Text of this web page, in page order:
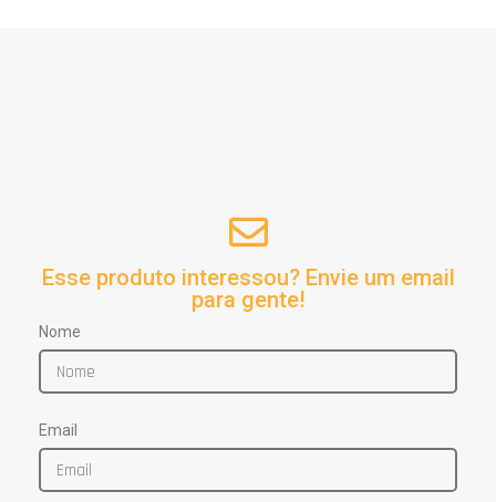
Esse produto interessou? Envie um email
para gente!
Nome
Email